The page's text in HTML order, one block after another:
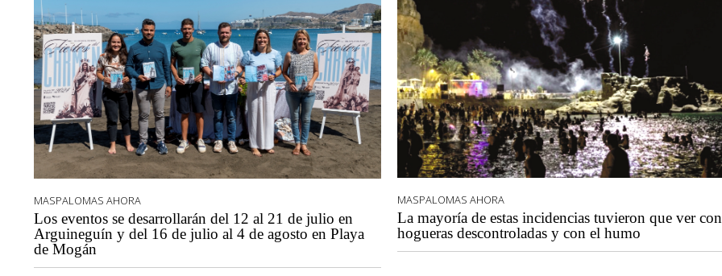
MASPALOMAS AHORA
Los eventos se desarrollarán del 12 al 21 de julio en
Arguineguín y del 16 de julio al 4 de agosto en Playa
de Mogán
MASPALOMAS AHORA
La mayoría de estas incidencias tuvieron que ver con
hogueras descontroladas y con el humo